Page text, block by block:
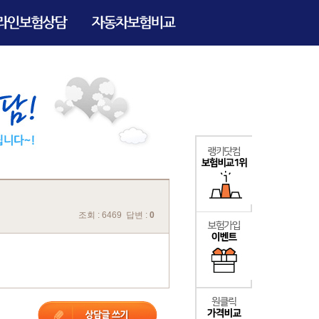
조회 : 6469 답변 : 0